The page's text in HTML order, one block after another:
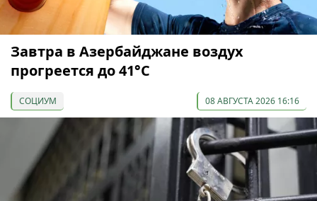
Завтра в Азербайджане воздух
прогреется до 41°С
СОЦИУМ 08 АВГУСТА 2026 16:16